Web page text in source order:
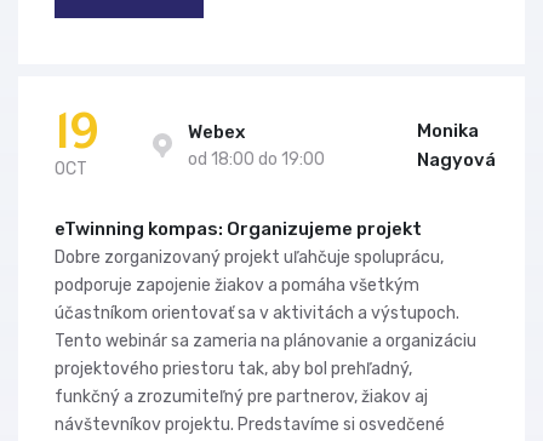
19
OCT
Webex
od 18:00 do 19:00
Monika
Nagyová
eTwinning kompas: Organizujeme projekt
Dobre zorganizovaný projekt uľahčuje spoluprácu,
podporuje zapojenie žiakov a pomáha všetkým
účastníkom orientovať sa v aktivitách a výstupoch.
Tento webinár sa zameria na plánovanie a organizáciu
projektového priestoru tak, aby bol prehľadný,
funkčný a zrozumiteľný pre partnerov, žiakov aj
návštevníkov projektu. Predstavíme si osvedčené